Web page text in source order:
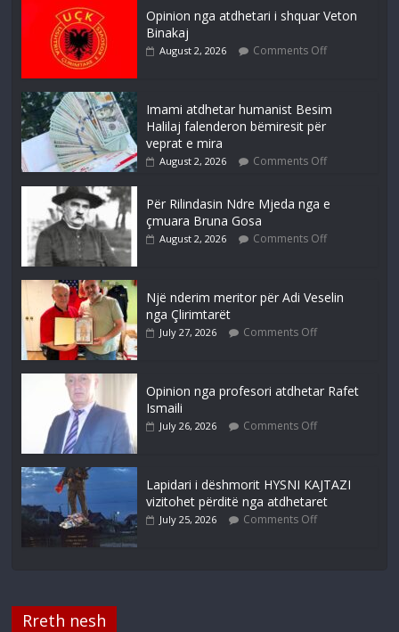
Opinion nga atdhetari i shquar Veton
Binakaj
August 2, 2026 Comments Off
Imami atdhetar humanist Besim
Halilaj falenderon bëmiresit për
veprat e mira
August 2, 2026 Comments Off
Për Rilindasin Ndre Mjeda nga e
çmuara Bruna Gosa
August 2, 2026 Comments Off
Një nderim meritor për Adi Veselin
nga Çlirimtarët
July 27, 2026 Comments Off
Opinion nga profesori atdhetar Rafet
Ismaili
July 26, 2026 Comments Off
Lapidari i dëshmorit HYSNI KAJTAZI
vizitohet përditë nga atdhetaret
July 25, 2026 Comments Off
Rreth nesh